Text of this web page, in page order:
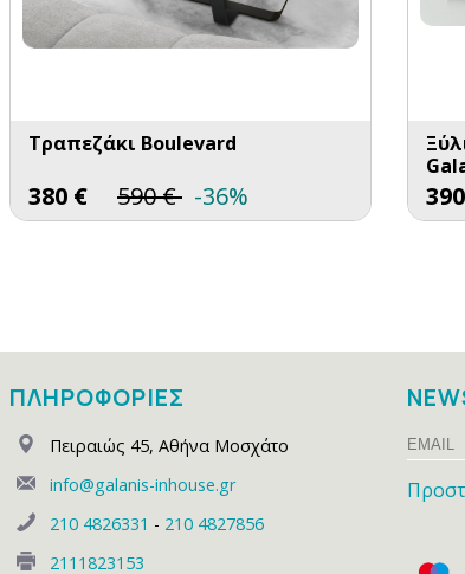
Τραπεζάκι Boulevard
380 € 590€ -36% 390
ΠΛΗΡΟΦΟΡΙΕΣ
Πειραιώς 45, Αθήνα Μοσχάτο
info@galanis-inhouse.gr
210 4826331 - 210 4827856
2111823153
Email